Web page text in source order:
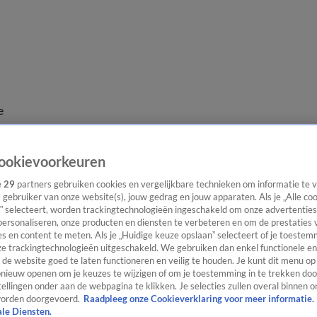
29 partners gebruiken cookies en vergelijkbare technieken om informatie te
gebruiker van onze website(s), jouw gedrag en jouw apparaten. Als je „Alle
selecteert, worden trackingtechnologieën ingeschakeld om onze
onze producten en diensten te verbeteren en om de prestaties
en content te meten. Als je „Huidige keuze opslaan” selecteert of je
trackingtechnologieën uitgeschakeld. We gebruiken dan enkel functionele
de website goed te laten functioneren en veilig te houden. Je kunt dit menu
openen om je keuzes te wijzigen of om je toestemming in te trekken
onder aan de webpagina te klikken. Je selecties zullen overal binnen
doorgevoerd. Raadpleeg onze Cookieverklaring voor meer informatie.
Diensten.